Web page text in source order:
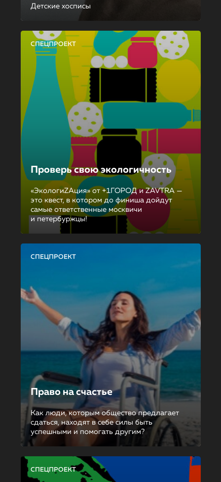
Детские хосписы
СПЕЦПРОЕКТ
Проверь свою экологичность
«ЭкологиZAция» от +1ГОРОД и ZAVTRA —
это квест, в котором до финиша дойдут
самые ответственные москвичи
и петербуржцы!
СПЕЦПРОЕКТ
Право на счастье
Как люди, которым общество предлагает
сдаться, находят в себе силы быть
успешными и помогать другим?
СПЕЦПРОЕКТ